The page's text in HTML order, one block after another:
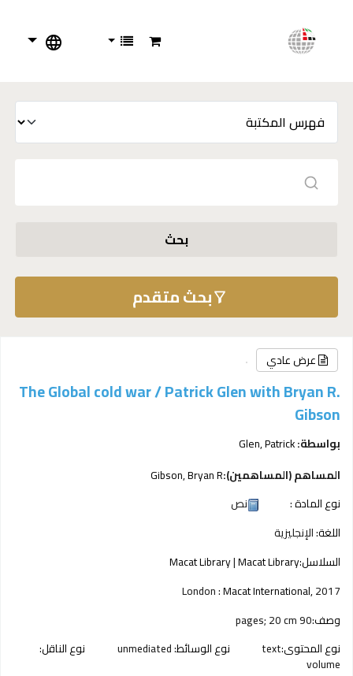
بحث
بحث متقدم
عرض عادي
The Global cold war /Patrick Glen with Bryan R.
Gibson
بواسطة:Glen, Patrick
المساهم (المساهمين):Gibson, Bryan R
نوع المادة :
نص
اللغة:الإنجليزية
السلاسل:
Macat Library|Macat Library
London :Macat International,2017
وصف:90 pages; 20 cm
نوع المحتوى:text نوع الوسائط:unmediated نوع الناقل:
volume